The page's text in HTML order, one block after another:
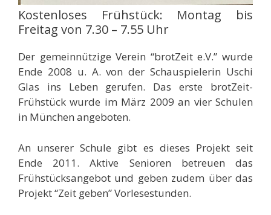
Kostenloses Frühstück: Montag bis
Freitag von 7.30 – 7.55 Uhr
Der gemeinnützige Verein “brotZeit e.V.” wurde
Ende 2008 u. A. von der Schauspielerin Uschi
Glas ins Leben gerufen. Das erste brotZeit-
Frühstück wurde im März 2009 an vier Schulen
in München angeboten.
An unserer Schule gibt es dieses Projekt seit
Ende 2011. Aktive Senioren betreuen das
Frühstücksangebot und geben zudem über das
Projekt “Zeit geben” Vorlesestunden.